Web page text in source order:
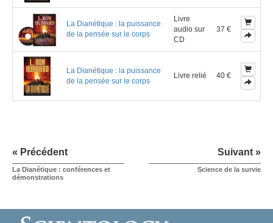
La Dianétique : la puissance
de la pensée sur le corps
Livre
audio sur
CD
37 €
La Dianétique : la puissance
de la pensée sur le corps
Livre relié 40 €
« Précédent
La Dianétique : conférences et
démonstrations
Suivant »
Science de la survie